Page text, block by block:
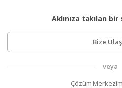
Aklınıza takılan bir
Bize
veya
Çözüm